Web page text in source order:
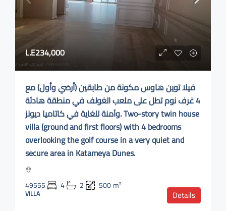
L.E234,000
فيلا توين هاوس مكونة من طابقين (أرضي وأول) مع
4 غرف نوم تطل على ملعب الغولف في منطقة هادئة
وآمنة للغاية في كاتاميا ديونز. Two-story twin house
villa (ground and first floors) with 4 bedrooms
overlooking the golf course in a very quiet and
secure area in Katameya Dunes.
49555 4 2 500m²
VILLA Details